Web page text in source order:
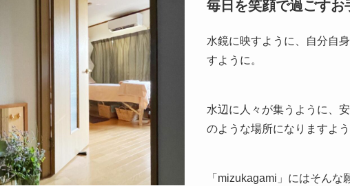
毎日を笑顔で過ごすお
水鏡に映すように、自分自
すように。
水辺に人々が集うように、
のような場所になりますよ
「mizukagami」にはそん